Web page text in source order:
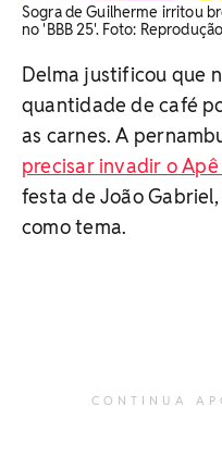
Sogra de Guilherme irritou
no 'BBB 25'. Foto:
Delma justificou que
quantidade de café
as carnes. A
precisar invadir o
festa de João
como tema.
CONTINUA